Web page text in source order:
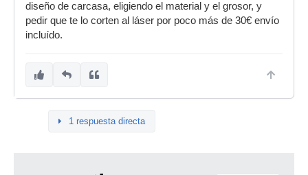
diseño de carcasa, eligiendo el material y el grosor, y
pedir que te lo corten al láser por poco más de 30€ envío
incluído.
1 respuesta directa